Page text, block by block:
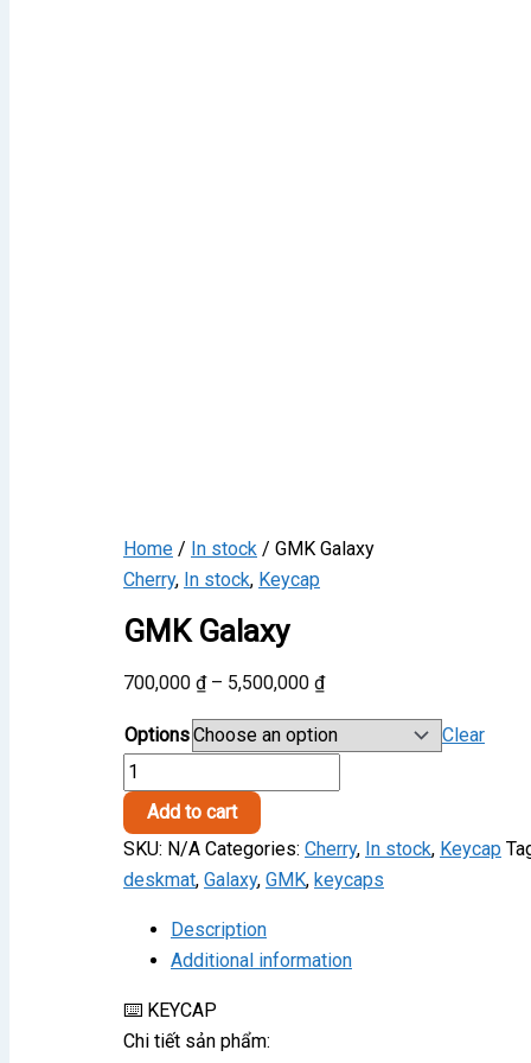
Home / In stock / GMK Galaxy
Cherry, In stock, Keycap
GMK Galaxy
700,000 ₫ – 5,500,000 ₫Price
700,000 ₫
Options
Clear
GMK
Galaxy
quantity
Add to cart
SKU: N/A Categories: Cherry, In stock, Keycap
deskmat, Galaxy, GMK, keycaps
Description
Additional information
⌨️ KEYCAP
Chi tiết sản phẩm: